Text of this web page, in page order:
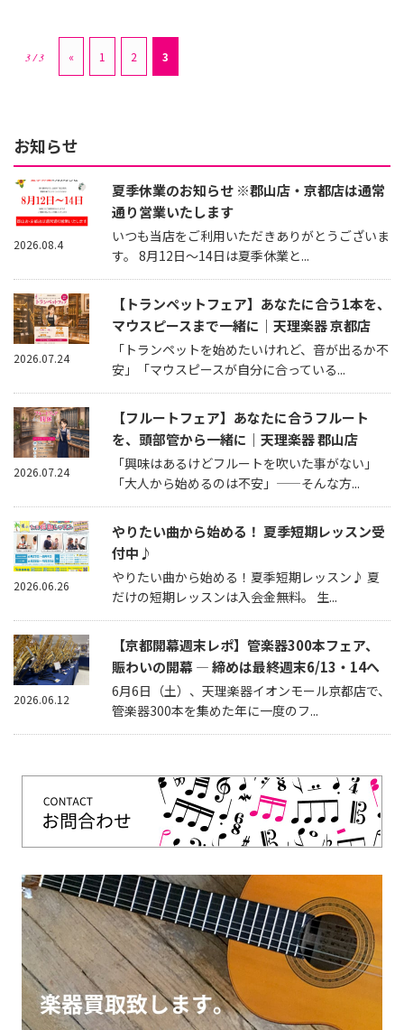
3 / 3 « 1 2 3
お知らせ
夏季休業のお知らせ ※郡山店・京都店は通常
通り営業いたします
いつも当店をご利用いただきありがとうございま
す。 8月12日～14日は夏季休業と...
2026.08.4
【トランペットフェア】あなたに合う1本を、
マウスピースまで一緒に｜天理楽器 京都店
「トランペットを始めたいけれど、音が出るか不
安」「マウスピースが自分に合っている...
2026.07.24
【フルートフェア】あなたに合うフルート
を、頭部管から一緒に｜天理楽器 郡山店
「興味はあるけどフルートを吹いた事がない」
「大人から始めるのは不安」——そんな方...
2026.07.24
やりたい曲から始める！ 夏季短期レッスン受
付中♪
やりたい曲から始める！夏季短期レッスン♪ 夏
だけの短期レッスンは入会金無料。 生...
2026.06.26
【京都開幕週末レポ】管楽器300本フェア、
賑わいの開幕 — 締めは最終週末6/13・14へ
6月6日（土）、天理楽器イオンモール京都店で、
管楽器300本を集めた年に一度のフ...
2026.06.12